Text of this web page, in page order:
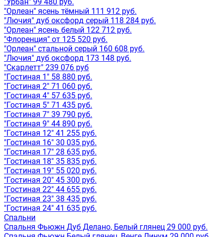
"Орлеан" ясень тёмный 111 912 руб.
"Лючия" дуб оксфорд серый 118 284 руб.
"Орлеан" ясень белый 122 712 руб.
"Флоренция" от 125 520 руб.
"Орлеан" стальной серый 160 608 руб.
"Лючия" дуб оксфорд 173 148 руб.
"Скарлетт" 239 076 руб
"Гостиная 1" 58 880 руб.
"Гостиная 2" 71 060 руб.
"Гостиная 4" 57 635 руб.
"Гостиная 5" 71 435 руб.
"Гостиная 7" 39 790 руб.
"Гостиная 9" 44 890 руб.
"Гостиная 12" 41 255 руб.
"Гостиная 16" 30 035 руб.
"Гостиная 17" 28 635 руб.
"Гостиная 18" 35 835 руб.
"Гостиная 19" 55 020 руб.
"Гостиная 20" 45 300 руб.
"Гостиная 22" 44 655 руб.
"Гостиная 23" 38 435 руб.
"Гостиная 24" 41 635 руб.
Спальни
Спальня Фьюжн Дуб Делано, Белый глянец 29 000 руб.